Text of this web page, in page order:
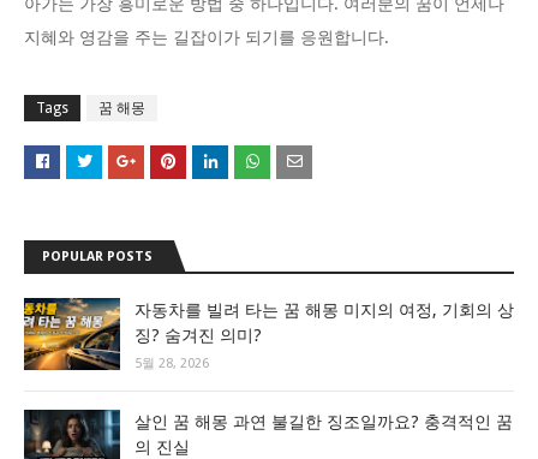
아가는 가장 흥미로운 방법 중 하나입니다. 여러분의 꿈이 언제나
지혜와 영감을 주는 길잡이가 되기를 응원합니다.
Tags 꿈 해몽
POPULAR POSTS
자동차를 빌려 타는 꿈 해몽 미지의 여정, 기회의 상
징? 숨겨진 의미?
5월 28, 2026
살인 꿈 해몽 과연 불길한 징조일까요? 충격적인 꿈
의 진실